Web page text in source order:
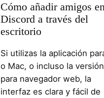
Cómo añadir amigos en
Discord a través del
escritorio
Si utilizas la aplicación
o Mac, o incluso la versión
para navegador web, la
interfaz es clara y fácil de